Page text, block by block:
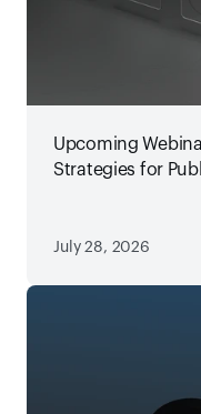
Upcoming
Strategies for
July 28, 2026